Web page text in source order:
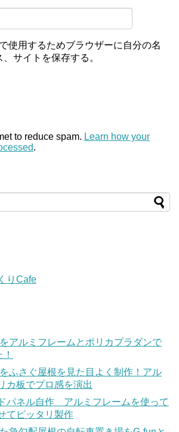
使用するためブラウザーに自分の名
サイトを保存する。
to reduce spam. Learn how your
.
りCafe
アルミフレームとポリカプラダンで
ふさぐ屋根を見た目よく制作！アル
カ板でプロ感を演出
パネル自作 アルミフレームを使って
てピッタリ製作